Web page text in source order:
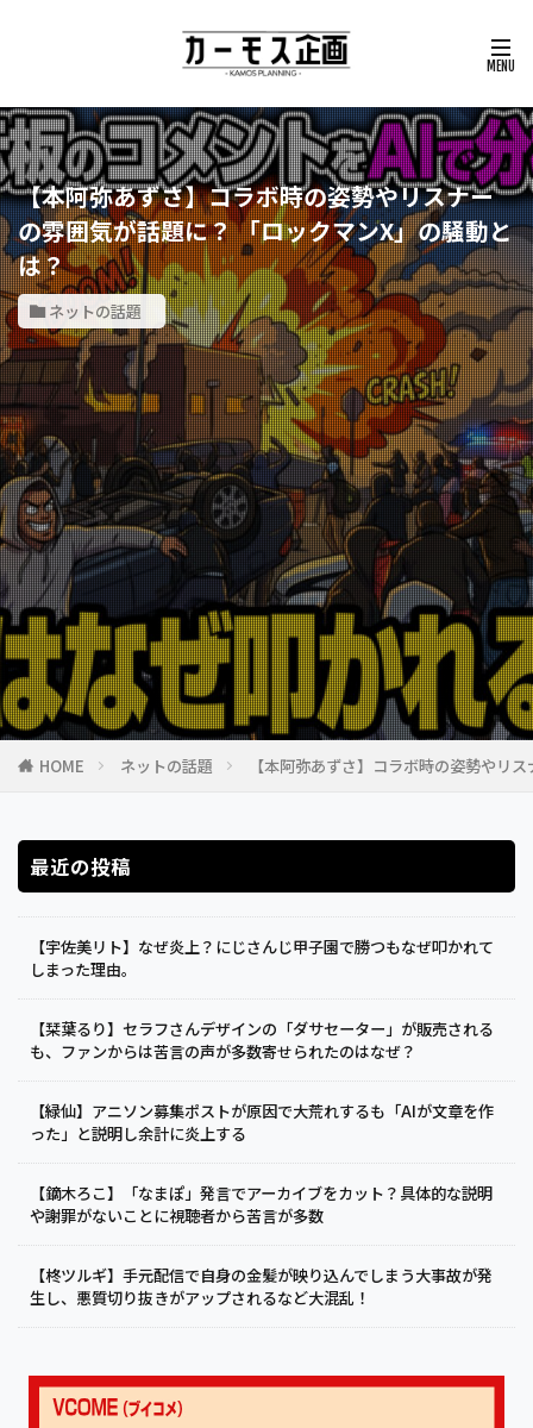
【本阿弥あずさ】コラボ時の姿勢やリスナー
の雰囲気が話題に？ 「ロックマンX」の騒動と
は？
ネットの話題
HOME ネットの話題 【本阿弥あずさ】コラボ時の姿勢やリ
最近の投稿
【宇佐美リト】なぜ炎上？にじさんじ甲子園で勝つもなぜ叩かれて
しまった理由。
【栞葉るり】セラフさんデザインの「ダサセーター」が販売される
も、ファンからは苦言の声が多数寄せられたのはなぜ？
【緑仙】アニソン募集ポストが原因で大荒れするも「AIが文章を作
った」と説明し余計に炎上する
【鏑木ろこ】「なまぽ」発言でアーカイブをカット？具体的な説明
や謝罪がないことに視聴者から苦言が多数
【柊ツルギ】手元配信で自身の金髪が映り込んでしまう大事故が発
生し、悪質切り抜きがアップされるなど大混乱！